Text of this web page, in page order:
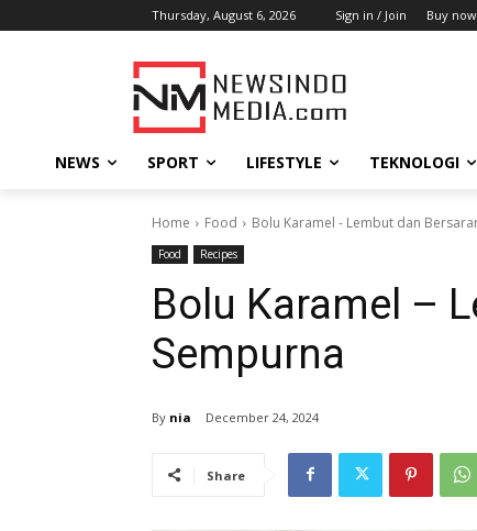
Thursday, August 6, 2026 Sign in / Join Buy
NEWS SPORT LIFESTYLE TEKNOLOGI
Home Food Bolu Karamel - Lembut dan
Food Recipes
Bolu Karamel –
Sempurna
By nia December 24, 2024
Share